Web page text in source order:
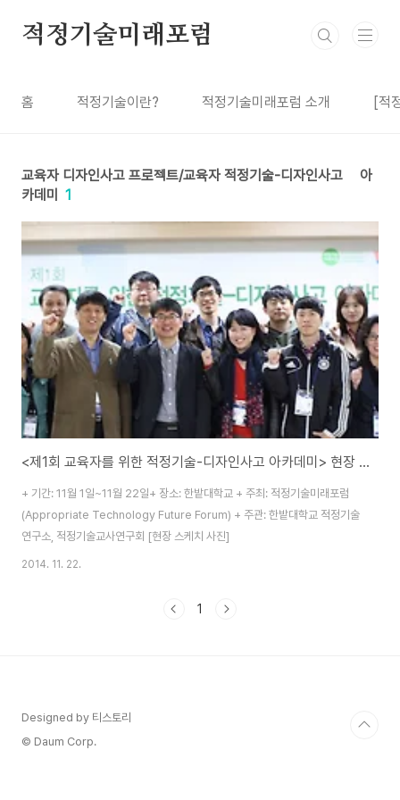
적정기술미래포럼
홈 적정기술이란? 적정기술미래포럼 소개 [적
교육자 디자인사고 프로젝트/교육자 적정기술-디자인사고 아
카데미
1
<제1회 교육자를 위한 적정기술-디자인사고 아카데미> 현장 스케치 사진
+ 기간: 11월 1일~11월 22일+ 장소: 한밭대학교 + 주최: 적정기술미래포럼
(Appropriate Technology Future Forum) + 주관: 한밭대학교 적정기술
연구소, 적정기술교사연구회 [현장 스케치 사진]
2014. 11. 22.
1
Designed by 티스토리
© Daum Corp.